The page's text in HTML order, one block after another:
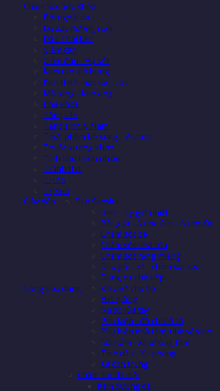
Chăm Sóc Sức Khỏe
Bôi ngoài da
Dạ dày đường ruột
Dầu Thái Lan
Giảm cân
Giảm đau - Hạ sốt
Kem tan mỡ bụng
Kích thích mọc tóc - râu
Mật ong - Keo ong
Phụ khoa
Tăng cân
Tăng sinh lý Nam
Thực phẩm bổ sung - Vitamin
Thuốc xương khớp
Tinh dầu thiên nhiên
Tránh thai
Trị ho
Trị sẹo
Giày dép
Dép Sensini
Hàng tiêu dùng
Bình - Ly giữ nhiệt
Bột giặt - Nước Giặt - Nước Xả
Chăm sóc bé
Chăm sóc nhà cửa
Chăm sóc răng miệng
Dầu gội - xả - chăm sóc tóc
Dụng cụ nhà bếp
Đồ chơi cho bé
Hạt giống
Nước rửa tay
Phụ kiện - đồ chơi ô tô
Phụ kiện nhà tắm, nhà vệ sinh
Sữa tắm - Xà phòng tắm
Tinh dầu - Xịt phòng
Xịt côn trùng
Chăm sóc da mặt
Kem dưỡng da